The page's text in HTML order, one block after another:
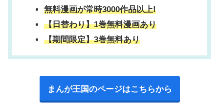
無料漫画が常時3000作品以上!
【日替わり】1巻無料漫画あり
【期間限定】3巻無料あり
まんが王国のページはこちらから